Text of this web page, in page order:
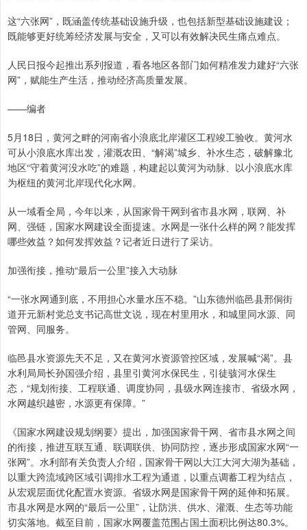
这“六张网”，既涵盖传统基础设施升级，也包括新型基础设施建设；
既能够更好统筹经济发展与安全，又可以有效解决民生痛点难点。
人民日报今起推出系列报道，看各地区各部门如何精准发力建好“六张
网”，赋能生产生活，推动经济高质量发展。
——编者
5月18日，黄河之畔的河南省小浪底北岸灌区工程竣工验收。黄河水
可从小浪底水库出发，灌溉农田、“解渴”城乡、补水生态，破解豫北
地区“守着黄河没水吃”的难题，构建起以黄河为动脉、以小浪底水库
为枢纽的黄河北岸现代化水网。
从一域看全局，今年以来，从国家骨干网到省市县水网，联网、补
网、强链，国家水网建设全面提速。水网是一张什么样的网？能发挥
哪些效益？如何发挥效益？记者近日进行了采访。
加强衔接，推动“最后一公里”接入大动脉
“一张水网通到底，不用担心水量水压不稳。”山东德州临邑县邢侗街
道开元新村党总支书记高世文说，现在村里用水，和城里同水源、同
管网、同服务。
临邑县水资源先天不足，又在黄河水资源管控区域，发展喊“渴”。县
水利局局长孙国强介绍，县里引黄河水保民生，引徒骇河水保生
态，“规划衔接、工程联通、调度协同，县级水网连接市、省级水网，
水网越织越密，水源更有保障。”
《国家水网建设规划纲要》提出，加强国家骨干网、省市县水网之间
的衔接，推进互联互通、联调联供、协同防控，逐步形成国家水网“一
张网”。水利部有关负责人介绍，国家骨干网以大江大河大湖为基础，
以重大跨流域跨区域引调排水工程为通道，以重点调蓄工程为结点，
从宏观层面优化配置水资源。省级水网是国家骨干网的延伸和拓展。
市县水网是水网的“最后一公里”，让防洪、供水、灌溉、生态等功能
切实落地。截至目前，国家水网覆盖范围占国土面积比例达80.3%。